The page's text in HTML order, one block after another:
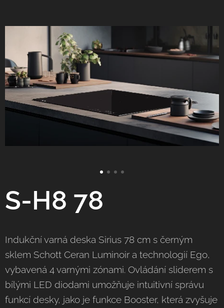
S-H8 78
Indukční varná deska Sirius 78 cm s černým
sklem Schott Ceran Luminoir a technologií Ego,
vybavená 4 varnými zónami. Ovládání sliderem s
bílými LED diodami umožňuje intuitivní správu
funkcí desky, jako je funkce Booster, která zvyšuje